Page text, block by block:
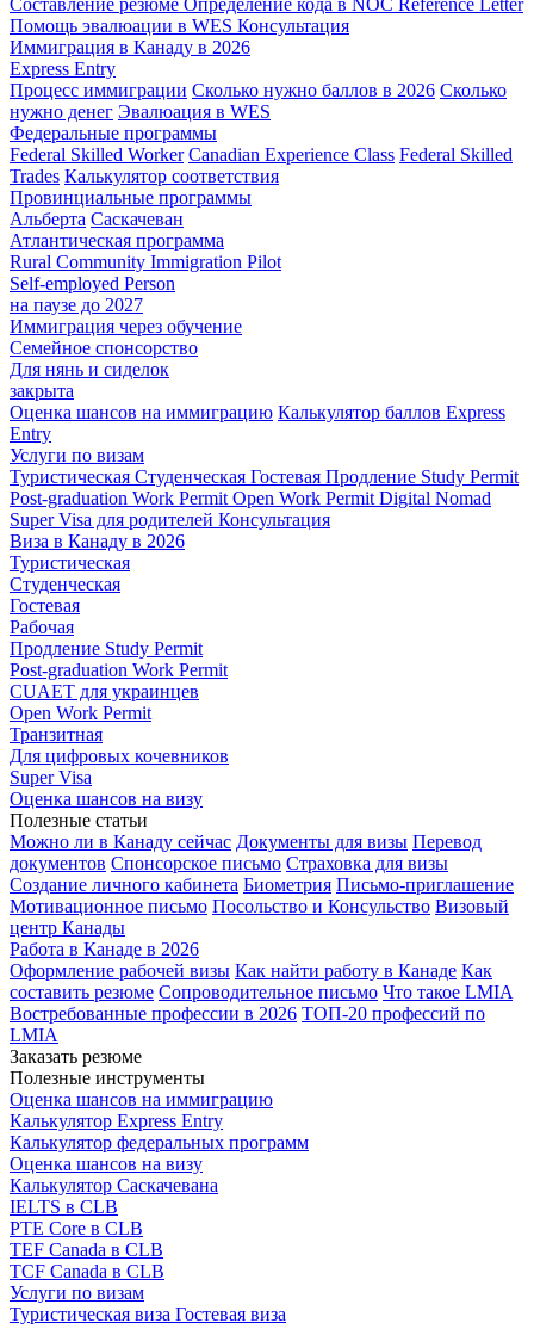
Помощь эвалюации в WES Консультация
Иммиграция в Канаду в 2026
Express Entry
Процесс иммиграции Сколько нужно баллов в 2026 Сколько
нужно денег Эвалюация в WES
Федеральные программы
Federal Skilled Worker Canadian Experience Class Federal Skilled
Trades Калькулятор соответствия
Провинциальные программы
Альберта Саскачеван
Атлантическая программа
Rural Community Immigration Pilot
Self-employed Person
на паузе до 2027
Иммиграция через обучение
Семейное спонсорство
Для нянь и сиделок
закрыта
Оценка шансов на иммиграцию Калькулятор баллов Express
Entry
Услуги по визам
Туристическая Студенческая Гостевая Продление Study Permit
Post-graduation Work Permit Open Work Permit Digital Nomad
Super Visa для родителей Консультация
Виза в Канаду в 2026
Туристическая
Студенческая
Гостевая
Рабочая
Продление Study Permit
Post-graduation Work Permit
CUAET для украинцев
Open Work Permit
Транзитная
Для цифровых кочевников
Super Visa
Оценка шансов на визу
Полезные статьи
Можно ли в Канаду сейчас Документы для визы Перевод
документов Спонсорское письмо Страховка для визы
Создание личного кабинета Биометрия Письмо-приглашение
Мотивационное письмо Посольство и Консульство Визовый
центр Канады
Работа в Канаде в 2026
Оформление рабочей визы Как найти работу в Канаде Как
составить резюме Сопроводительное письмо Что такое LMIA
Востребованные профессии в 2026 ТОП-20 профессий по
LMIA
Заказать резюме
Полезные инструменты
Оценка шансов на иммиграцию
Калькулятор Express Entry
Калькулятор федеральных программ
Оценка шансов на визу
Калькулятор Саскачевана
IELTS в CLB
PTE Core в CLB
TEF Canada в CLB
TCF Canada в CLB
Услуги по визам
Туристическая виза Гостевая виза